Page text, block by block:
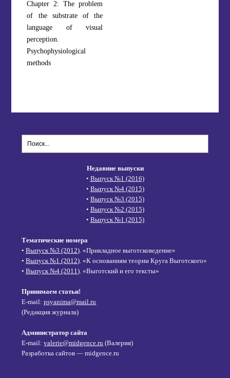
Chapter 2: The problem
of the substrate of the
language of visual
perception.
Psychophysiological
methods
Недавние выпуски
• Выпуск №1 (2016)
• Выпуск №4 (2015)
• Выпуск №3 (2015)
• Выпуск №2 (2015)
• Выпуск №1 (2015)
Тематические номера
•Выпуск №3 (2012) . «Прикладное выготсковедение»
•Выпуск №1 (2012) . «К основаниям теории Круга Выготского»
•Выпуск №4 (2011) . «Выготский и его тексты»
Принимаем статьи!
E-mail:psyanima@mail.ru
(Редакция журнала)
Администратор сайта
E-mail:valerie@midgence.ru (Валерия)
Разработка сайтов — midgence.ru